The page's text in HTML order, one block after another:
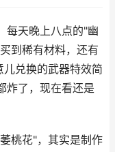
每天晚上八点的"幽
到稀有材料，还有
兑换的武器特效简
炸了，现在看还是
桃花"，其实是制作